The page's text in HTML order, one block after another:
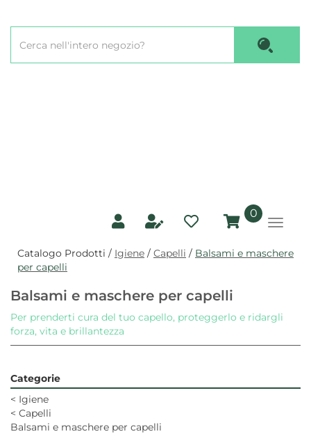
principale
Prodotto
0prodotti
inseriti
Catalogo Prodotti / Igiene / Capelli / Balsami e maschere
per capelli
Balsami e maschere per capelli
Per prenderti cura del tuo capello, proteggerlo e ridargli
forza, vita e brillantezza
Categorie
< Igiene
< Capelli
Balsami e maschere per capelli